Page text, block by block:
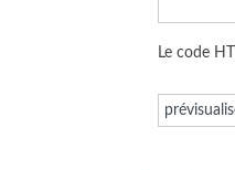
Le code